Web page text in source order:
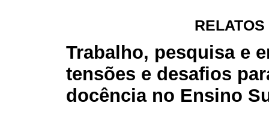
Trabalho, pesquisa e
tensões e desafios
docência no Ensino